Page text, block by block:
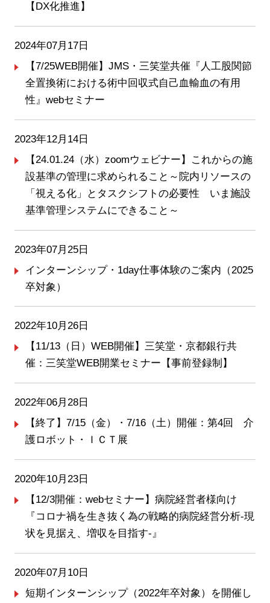
【DX化推進】
2024年07月17日
【7/25WEB開催】JMS・三笑堂共催『人工股関節
全置換術における術中回収式自己血輸血の有用
性』webセミナー
2023年12月14日
【24.01.24（水）zoomウェビナー】これからの施
設基準の管理に求められること～院内リソースの
「視える化」とタスクシフトの必要性 いま施設
基準管理システムにできること～
2023年07月25日
インターンシップ・1day仕事体験のご案内（2025
卒対象）
2022年10月26日
【11/13（日）WEB開催】三笑堂・京都銀行共
催：三笑堂WEB開業セミナー【事前登録制】
2022年06月28日
【終了】7/15（金）・7/16（土）開催：第4回 介
護ロボット・ＩＣＴ展
2020年10月23日
【12/3開催：webセミナー】病院経営者様向け
『コロナ禍を生き抜く為の戦略的病院経営分析-現
状を見据え、増収を目指す-』
2020年07月10日
短期インターンシップ（2022年卒対象）を開催し